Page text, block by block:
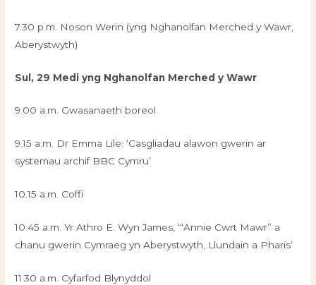
7.30 p.m. Noson Werin (yng Nghanolfan Merched y Wawr,
Aberystwyth)
Sul, 29 Medi yng Nghanolfan Merched y Wawr
9.00 a.m. Gwasanaeth boreol
9.15 a.m. Dr Emma Lile: ‘Casgliadau alawon gwerin ar
systemau archif BBC Cymru’
10.15 a.m. Coffi
10.45 a.m. Yr Athro E. Wyn James, ‘“Annie Cwrt Mawr” a
chanu gwerin Cymraeg yn Aberystwyth, Llundain a Pharis’
11.30 a.m. Cyfarfod Blynyddol